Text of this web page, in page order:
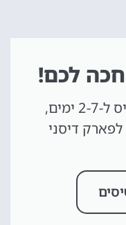
לכם!
אפשרות לרכוש כרטיס ל-2-7 ימים,
לפארק דיסני